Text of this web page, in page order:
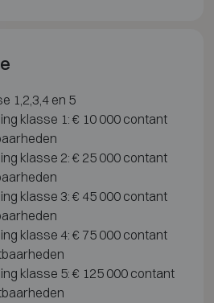
1,2,3,4 en 5
klasse 1: € 10 000 contant
klasse 2: € 25 000 contant
klasse 3: € 45 000 contant
klasse 4: € 75 000 contant
klasse 5: € 125 000 contant